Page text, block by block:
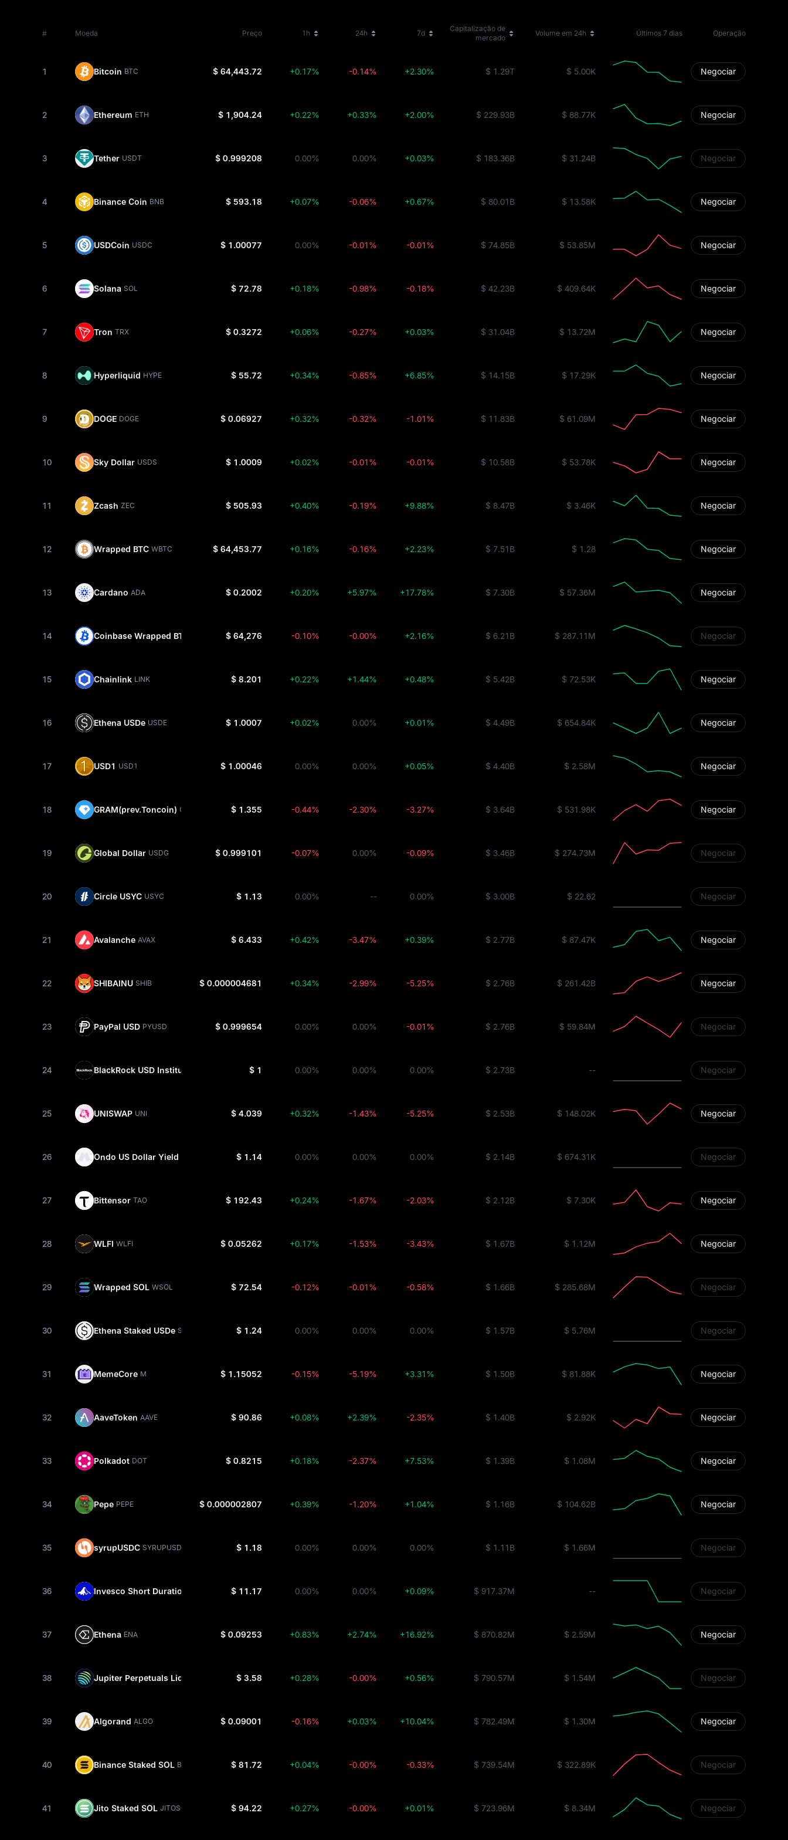
# Moeda Preço 1h 24h 7d
Capitalização de
mercado
Volume em 24h Últimos 7 dias Operação
1 Bitcoin BTC $ 64,443.72 +0.17% -0.14% +2.30% $ 1.29T $ 5.00K Negociar
2 Ethereum ETH $ 1,904.24 +0.22% +0.33% +2.00% $ 229.93B $ 88.77K Negociar
3 Tether USDT $ 0.999208 0.00% 0.00% +0.03% $ 183.36B $ 31.24B Negociar
4 Binance Coin BNB $ 593.18 +0.07% -0.06% +0.67% $ 80.01B $ 13.58K Negociar
5 USDCoin USDC $ 1.00077 0.00% -0.01% -0.01% $ 74.85B $ 53.85M Negociar
6 Solana SOL $ 72.78 +0.18% -0.98% -0.18% $ 42.23B $ 409.64K Negociar
7 Tron TRX $ 0.3272 +0.06% -0.27% +0.03% $ 31.04B $ 13.72M Negociar
8 Hyperliquid HYPE $ 55.72 +0.34% -0.85% +6.85% $ 14.15B $ 17.29K Negociar
9 DOGE DOGE $ 0.06927 +0.32% -0.32% -1.01% $ 11.83B $ 61.09M Negociar
10 Sky Dollar USDS $ 1.0009 +0.02% -0.01% -0.01% $ 10.58B $ 53.78K Negociar
11 Zcash ZEC $ 505.93 +0.40% -0.19% +9.88% $ 8.47B $ 3.46K Negociar
12 Wrapped BTC WBTC $ 64,453.77 +0.16% -0.16% +2.23% $ 7.51B $ 1.28 Negociar
13 Cardano ADA $ 0.2002 +0.20% +5.97% +17.78% $ 7.30B $ 57.36M Negociar
14 Coinbase Wrapped BTC $ 64,276 -0.10% -0.00% +2.16% $ 6.21B $ 287.11M Negociar
15 Chainlink LINK $ 8.201 +0.22% +1.44% +0.48% $ 5.42B $ 72.53K Negociar
16 Ethena USDe USDE $ 1.0007 +0.02% 0.00% +0.01% $ 4.49B $ 654.84K Negociar
17 USD1 USD1 $ 1.00046 0.00% 0.00% +0.05% $ 4.40B $ 2.58M Negociar
18 GRAM(prev.Toncoin) GRAM $ 1.355 -0.44% -2.30% -3.27% $ 3.64B $ 531.98K Negociar
19 Global Dollar USDG $ 0.999101 -0.07% 0.00% -0.09% $ 3.46B $ 274.73M Negociar
20 Circle USYC USYC $ 1.13 0.00% -- 0.00% $ 3.00B $ 22.62 Negociar
21 Avalanche AVAX $ 6.433 +0.42% -3.47% +0.39% $ 2.77B $ 87.47K Negociar
22 SHIBAINU SHIB $ 0.000004681 +0.34% -2.99% -5.25% $ 2.76B $ 261.42B Negociar
23 PayPal USD PYUSD $ 0.999654 0.00% 0.00% -0.01% $ 2.76B $ 59.84M Negociar
24 BlackRock USD Institutional Digital Liquidity Fund BUIDL
$ 1 0.00% 0.00% 0.00% $ 2.73B -- Negociar
25 UNISWAP UNI $ 4.039 +0.32% -1.43% -5.25% $ 2.53B $ 148.02K Negociar
26 Ondo US Dollar Yield $ 1.14 0.00% 0.00% 0.00% $ 2.14B $ 674.31K Negociar
27 Bittensor TAO $ 192.43 +0.24% -1.67% -2.03% $ 2.12B $ 7.30K Negociar
28 WLFI WLFI $ 0.05262 +0.17% -1.53% -3.43% $ 1.67B $ 1.12M Negociar
29 Wrapped SOL WSOL $ 72.54 -0.12% -0.01% -0.58% $ 1.66B $ 285.68M Negociar
30 Ethena Staked USDe SUSDE $ 1.24 0.00% 0.00% 0.00% $ 1.57B $ 5.76M Negociar
31 MemeCore M $ 1.15052 -0.15% -5.19% +3.31% $ 1.50B $ 81.88K Negociar
32 AaveToken AAVE $ 90.86 +0.08% +2.39% -2.35% $ 1.40B $ 2.92K Negociar
33 Polkadot DOT $ 0.8215 +0.18% -2.37% +7.53% $ 1.39B $ 1.08M Negociar
34 Pepe PEPE $ 0.000002807 +0.39% -1.20% +1.04% $ 1.16B $ 104.62B Negociar
35 syrupUSDC SYRUPUSDC $ 1.18 0.00% 0.00% 0.00% $ 1.11B $ 1.66M Negociar
36 Invesco Short Duration US Government Securities Fund
$ 11.17 0.00% 0.00% +0.09% $ 917.37M -- Negociar
37 Ethena ENA $ 0.09253 +0.83% +2.74% +16.92% $ 870.82M $ 2.59M Negociar
38 Jupiter Perpetuals Liquidity Provider Token
$ 3.58 +0.28% -0.00% +0.56% $ 790.57M $ 1.54M Negociar
39 Algorand ALGO $ 0.09001 -0.16% +0.03% +10.04% $ 782.49M $ 1.30M Negociar
40 Binance Staked SOL BNSOL $ 81.72 +0.04% -0.00% -0.33% $ 739.54M $ 322.89K Negociar
41 Jito Staked SOL JITOSOL $ 94.22 +0.27% -0.00% +0.01% $ 723.96M $ 8.34M Negociar